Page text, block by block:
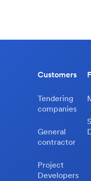
Customers
Tendering
companies
General
contractor
Project
Developers